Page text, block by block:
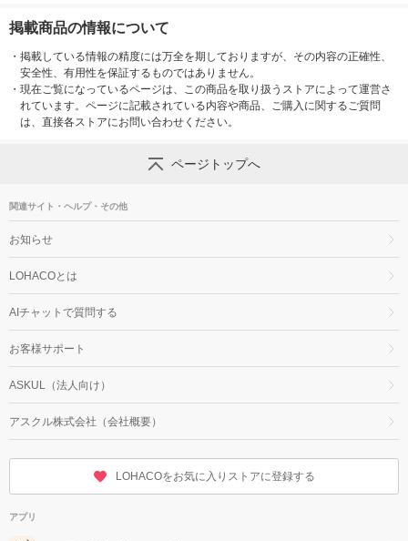
掲載商品の情報について
・ 掲載している情報の精度には万全を期しておりますが、その内容の正確性、
安全性、有用性を保証するものではありません。
・ 現在ご覧になっているページは、この商品を取り扱うストアによって運営さ
れています。ページに記載されている内容や商品、ご購入に関するご質問
は、直接各ストアにお問い合わせください。
ページトップへ
関連サイト・ヘルプ・その他
お知らせ
LOHACOとは
AIチャットで質問する
お客様サポート
ASKUL（法人向け）
アスクル株式会社（会社概要）
LOHACOをお気に入りストアに登録する
アプリ